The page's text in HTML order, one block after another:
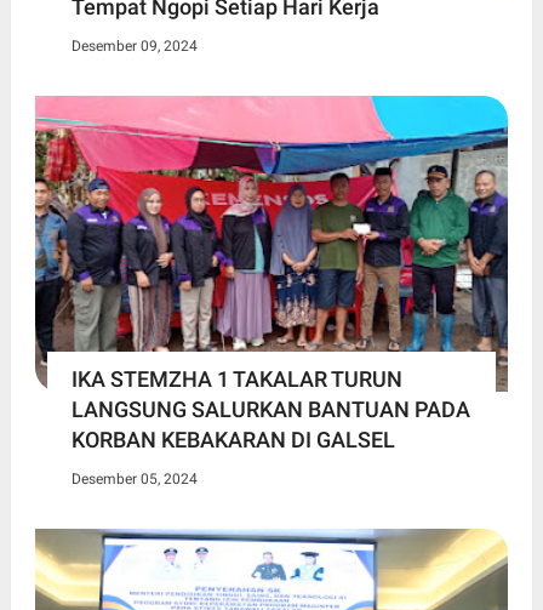
Tempat Ngopi Setiap Hari Kerja
Desember 09, 2024
IKA STEMZHA 1 TAKALAR TURUN
LANGSUNG SALURKAN BANTUAN PADA
KORBAN KEBAKARAN DI GALSEL
Desember 05, 2024